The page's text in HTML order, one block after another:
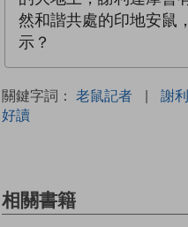
然和諧共處的印地安鼠
示？
關鍵字詞： 老鼠記者 | 謝
好讀
相關書籍